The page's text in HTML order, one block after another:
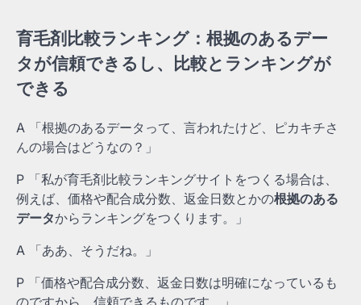
育毛剤比較ランキング：根拠のあるデー
タが信頼できるし、比較とランキングが
できる
A 「根拠のあるデータって、言われたけど、ピカキチさ
んの場合はどうなの？」
P 「私が育毛剤比較ランキングサイトをつくる場合は、
例えば、価格や配合成分数、返金日数とかの根拠のある
データからランキングをつくります。」
A 「ああ、そうだね。」
P 「価格や配合成分数、返金日数は明確になっているも